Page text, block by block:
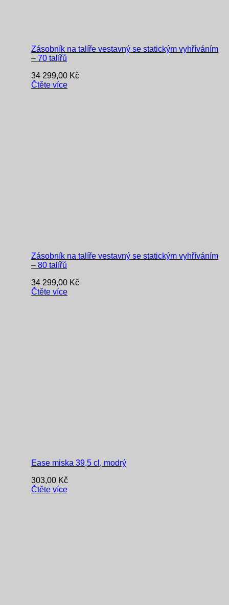
Zásobník na talíře vestavný se statickým vyhříváním
– 70 talířů
34 299,00 Kč
Čtěte více
Zásobník na talíře vestavný se statickým vyhříváním
– 80 talířů
34 299,00 Kč
Čtěte více
Ease miska 39,5 cl, modrý
303,00 Kč
Čtěte více